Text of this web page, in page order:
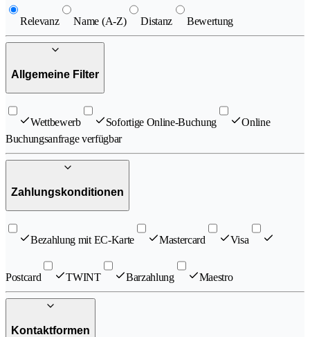
Relevanz Name (A-Z) Distanz Bewertung
Allgemeine Filter
Wettbewerb Sofortige Online-Buchung
Online
Buchungsanfrage verfügbar
Zahlungskonditionen
Bezahlung mit EC-Karte Mastercard Visa
Postcard TWINT Barzahlung Maestro
Kontaktformen